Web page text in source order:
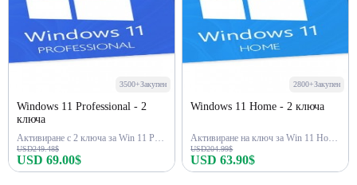
3500+Закупен
Windows 11 Professional - 2
ключа
Активиране с 2 ключа за Win 11 Pro с доживотен ключ
USD249.48$
USD 69.00$
2800+Закупен
Windows 11 Home - 2 ключа
Активиране на ключ за Win 11 Home 2 с доживотен достъп
USD204.99$
USD 63.90$